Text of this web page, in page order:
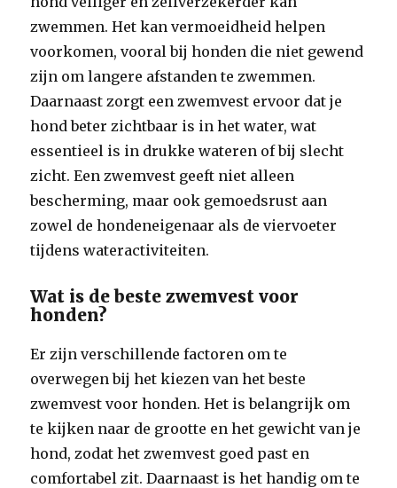
zwemmen. Het kan vermoeidheid helpen
voorkomen, vooral bij honden die niet gewend
zijn om langere afstanden te zwemmen.
Daarnaast zorgt een zwemvest ervoor dat je
hond beter zichtbaar is in het water, wat
essentieel is in drukke wateren of bij slecht
zicht. Een zwemvest geeft niet alleen
bescherming, maar ook gemoedsrust aan
zowel de hondeneigenaar als de viervoeter
tijdens wateractiviteiten.
Wat is de beste zwemvest voor
honden?
Er zijn verschillende factoren om te
overwegen bij het kiezen van het beste
zwemvest voor honden. Het is belangrijk om
te kijken naar de grootte en het gewicht van je
hond, zodat het zwemvest goed past en
comfortabel zit. Daarnaast is het handig om te